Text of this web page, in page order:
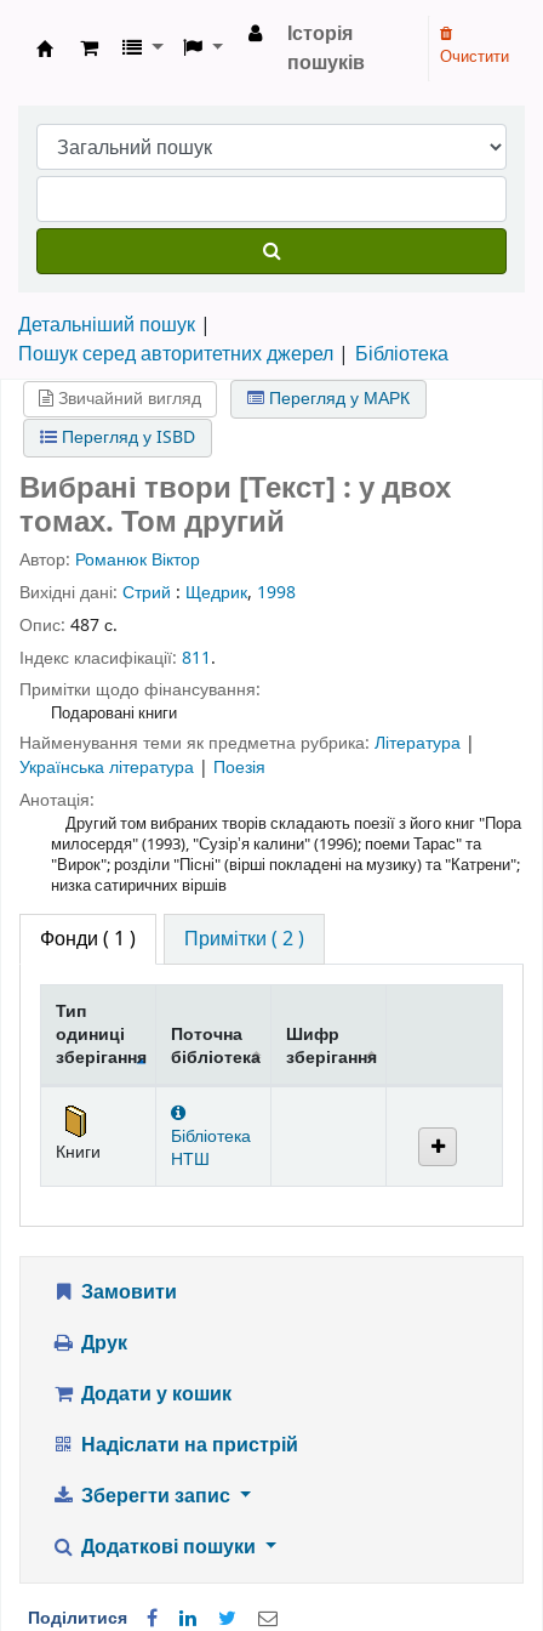
Бібліотека НТШ › Електронний каталог
Історія
пошуків
Очистити
Детальніший пошук
Пошук серед авторитетних джерел
Бібліотека
Звичайний вигляд
Перегляд у МАРК
Перегляд у ISBD
Вибрані твори [Текст] : у двох
томах.Том другий
Автор: Романюк Віктор
Вихідні дані: Стрий : Щедрик, 1998
Опис: 487 с.
Індекс класифікації: 811.
Примітки щодо фінансування:
Подаровані книги
Найменування теми як предметна рубрика: Література |
Українська література | Поезія
Анотація:
Другий том вибраних творів складають поезії з його книг "Пора
милосердя" (1993), "Сузірʼя калини" (1996); поеми Тарас" та
"Вирок"; розділи "Пісні" (вірші покладені на музику) та "Катрени";
низка сатиричних віршів
Фонди ( 1 ) Примітки ( 2 )
Фонди
Тип
одиниці
зберігання
Поточна
бібліотека
Шифр
зберігання
Книги
Бібліотека
НТШ
Замовити
Друк
Додати у кошик
Надіслати на пристрій
Зберегти запис
Додаткові пошуки
Поділитися